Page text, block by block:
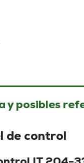
y posibles
de control